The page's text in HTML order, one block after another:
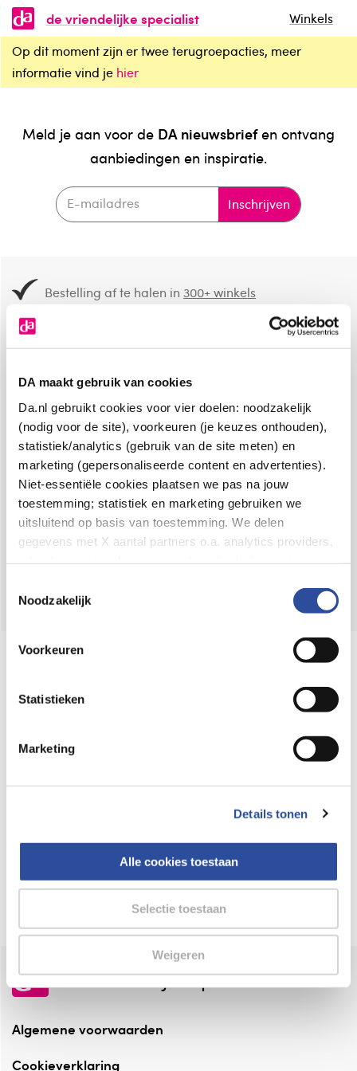
DA maakt gebruik van cookies
Da.nl gebruikt cookies voor vier doelen: noodzakelijk
(nodig voor de site), voorkeuren (je keuzes onthouden),
statistiek/analytics (gebruik van de site meten) en
marketing (gepersonaliseerde content en advertenties).
Niet-essentiële cookies plaatsen we pas na jouw
toestemming; statistiek en marketing gebruiken we
uitsluitend op basis van toestemming. We delen
gegevens met X aantal partners o.a. analytics providers,
en de bewaartermijnen per categorie. Je kunt je keuze op
gegevensverwerking staat in de
Privacyverklaring
Noodzakelijk
Voorkeuren
Statistieken
Marketing
Details tonen
Alle cookies toestaan
Selectie toestaan
Weigeren
de vriendelijke specialist
Winkels
Op dit moment zijn er twee terugroepacties, meer
informatie vind je hier
Meld je aan voor de DA nieuwsbriefen ontvang
aanbiedingen en inspiratie.
Inschrijven
Bestelling af te halen in300+ winkels
8.6 uit4.106 reviews
Over DA
Klantenservice
Assortiment
VolgDAop:
Online aanbieder medicijnen
webshop mag verkopen.
⁠Verantwoorde zorg, ⁠ook online.
Altijd onze folder bij de hand
Check onze folders ⁠bij AlleFolders.
de vriendelijke specialist
Algemene voorwaarden
Cookieverklaring